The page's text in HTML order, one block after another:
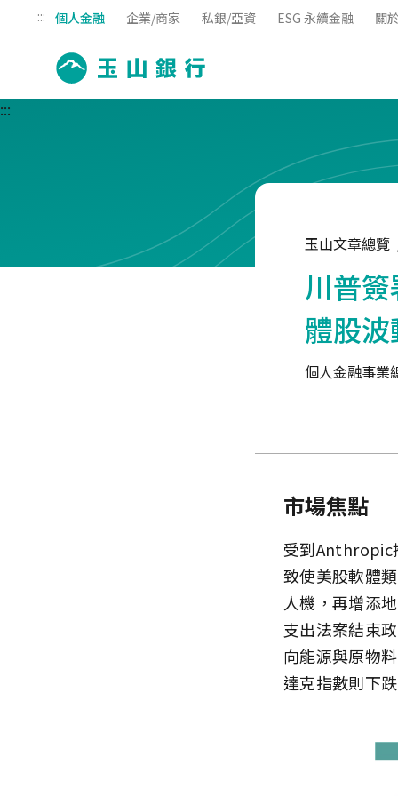
::: 個人金融 企業/商家 私銀/亞資 ESG 永續金融 關
:::
玉山文章總覽
川普
體股
個人金融事業
市場焦點
受到Anthropic
致使美股軟體
人機，再增添
支出法案結束
向能源與原物
達克指數則下